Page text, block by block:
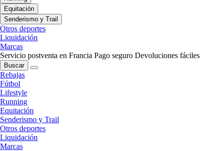
Equitación
Senderismo y Trail
Otros deportes
Liquidación
Marcas
Servicio postventa en Francia Pago seguro Devoluciones fáciles
Buscar
Rebajas
Fútbol
Lifestyle
Running
Equitación
Senderismo y Trail
Otros deportes
Liquidación
Marcas